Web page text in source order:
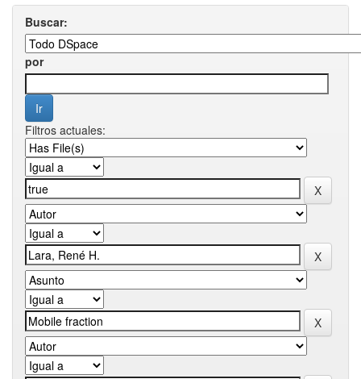
Buscar:
por
Filtros actuales: